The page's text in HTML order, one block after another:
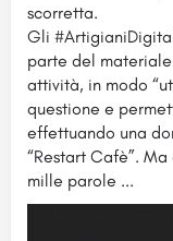
scorretta.
Gli
parte del
attività, in modo
questione e
effettuando una
“Restart Cafè”.
mille parole ...